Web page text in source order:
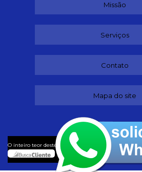
Missão
Serviços
Contato
Mapa do site
O inteiro teor deste site está sujeito à proteção de
Buffet (Lei